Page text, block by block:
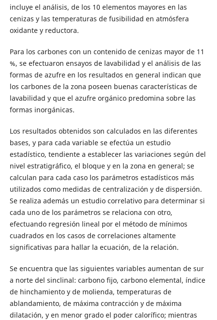
incluye el análisis, de los 10 elementos mayores en las
cenizas y las temperaturas de fusibilidad en atmósfera
oxidante y reductora.
Para los carbones con un contenido de cenizas mayor de 11
%, se efectuaron ensayos de lavabilidad y el análisis de las
formas de azufre en los resultados en general indican que
los carbones de la zona poseen buenas características de
lavabilidad y que el azufre orgánico predomina sobre las
formas inorgánicas.
Los resultados obtenidos son calculados en las diferentes
bases, y para cada variable se efectúa un estudio
estadístico, tendiente a establecer las variaciones según del
nivel estratigráfico, el bloque y en la zona en general; se
calculan para cada caso los parámetros estadísticos más
utilizados como medidas de centralización y de dispersión.
Se realiza además un estudio correlativo para determinar si
cada uno de los parámetros se relaciona con otro,
efectuando regresión lineal por el método de mínimos
cuadrados en los casos de correlaciones altamente
significativas para hallar la ecuación, de la relación.
Se encuentra que las siguientes variables aumentan de sur
a norte del sinclinal: carbono fijo, carbono elemental, índice
de hinchamiento y de molienda, temperaturas de
ablandamiento, de máxima contracción y de máxima
dilatación, y en menor grado el poder calorífico; mientras